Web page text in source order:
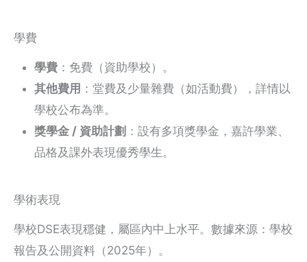
學費
學費 ：免費（資助學校）。
其他費用 ：堂費及少量雜費（如活動費），詳情以
學校公布為準。
獎學金 / 資助計劃 ：設有多項獎學金，嘉許學業、
品格及課外表現優秀學生。
學術表現
學校DSE表現穩健，屬區內中上水平。數據來源：學校
報告及公開資料（2025年）。